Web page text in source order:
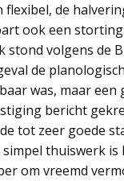
de
ook een
volgens de
de
was, maar een
bericht
tot zeer goede
thuiswerk
om vreemd